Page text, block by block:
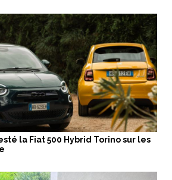
la Fiat 500 Hybrid Torino sur les